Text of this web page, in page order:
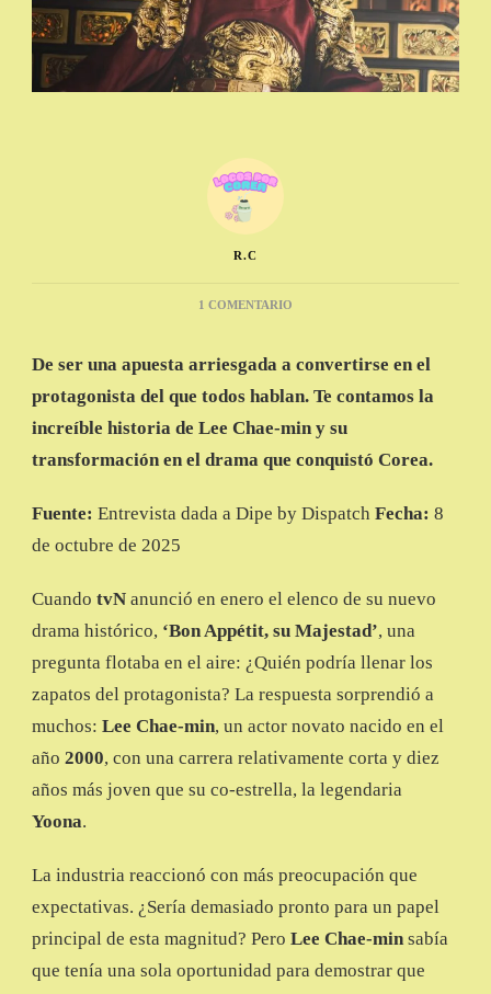
R.C
1 COMENTARIO
MIN
ÉXITO
EN
APPÉTIT
De ser una apuesta arriesgada a convertirse en el
protagonista del que todos hablan. Te contamos la
increíble historia de Lee Chae-min y su
transformación en el drama que conquistó Corea.
Fuente: Entrevista dada a Dipe by Dispatch Fecha: 8
de octubre de 2025
Cuando tvN anunció en enero el elenco de su nuevo
drama histórico, ‘Bon Appétit, su Majestad’, una
pregunta flotaba en el aire: ¿Quién podría llenar los
zapatos del protagonista? La respuesta sorprendió a
muchos: Lee Chae-min, un actor novato nacido en el
año 2000, con una carrera relativamente corta y diez
años más joven que su co-estrella, la legendaria
Yoona.
La industria reaccionó con más preocupación que
expectativas. ¿Sería demasiado pronto para un papel
principal de esta magnitud? Pero Lee Chae-min sabía
que tenía una sola oportunidad para demostrar que